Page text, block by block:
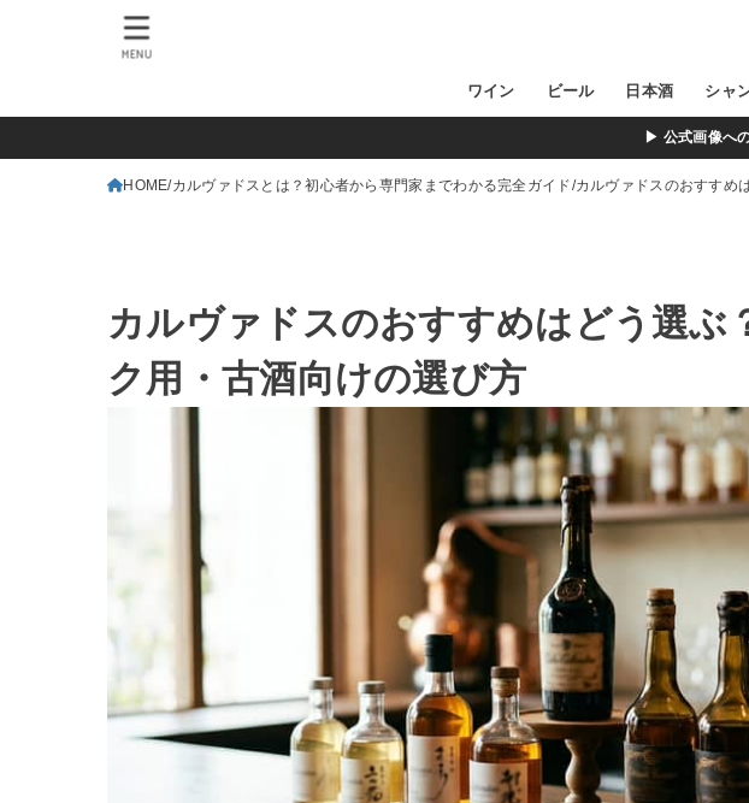
ワイン ビール 日本酒 シャ
MENU
▶ 公式画像へ
HOME カルヴァドスとは？初心者から専門家までわかる完全ガイド カルヴァドスのおすすめ
カルヴァドスのおすすめはどう選ぶ
ク用・古酒向けの選び方